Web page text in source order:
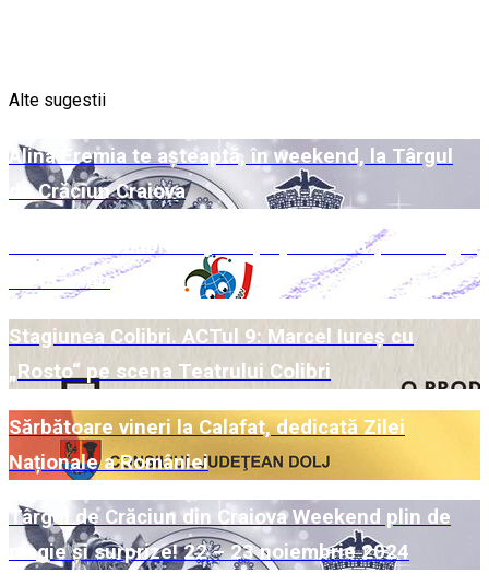
Alte sugestii
Alina Eremia te așteaptă, în weekend, la Târgul
de Crăciun Craiova
Week-end Colibri cu povești pe scenă și la Târgul
de Crăciun
Stagiunea Colibri. ACTul 9: Marcel Iureș cu
„Rosto“ pe scena Teatrului Colibri
Sărbătoare vineri la Calafat, dedicată Zilei
Naționale a României
Târgul de Crăciun din Craiova Weekend plin de
magie și surprize! 22 – 23 noiembrie 2024